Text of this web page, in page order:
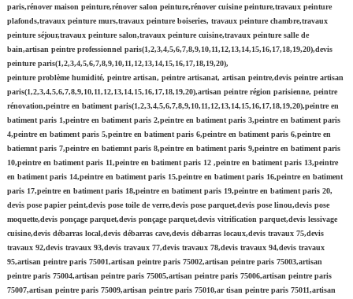
paris,rénover maison peinture,rénover salon peinture,rénover cuisine peinture,travaux peinture
plafonds,travaux peinture murs,travaux peinture boiseries, travaux peinture chambre,travaux
peinture séjour,travaux peinture salon,travaux peinture cuisine,travaux peinture salle de
bain,artisan peintre professionnel paris(1,2,3,4,5,6,7,8,9,10,11,12,13,14,15,16,17,18,19,20),devis
peinture paris(1,2,3,4,5,6,7,8,9,10,11,12,13,14,15,16,17,18,19,20),
peinture problème humidité, peintre artisan, peintre artisanat, artisan peintre,devis peintre artisan
paris(1,2,3,4,5,6,7,8,9,10,11,12,13,14,15,16,17,18,19,20),artisan peintre région parisienne, peintre
rénovation,peintre en batiment paris(1,2,3,4,5,6,7,8,9,10,11,12,13,14,15,16,17,18,19,20),peintre en
batiment paris 1,peintre en batiment paris 2,peintre en batiment paris 3,peintre en batiment paris
4,peintre en batiment paris 5,peintre en batiment paris 6,peintre en batiment paris 6,peintre en
batiemnt paris 7,peintre en batiemnt paris 8,peintre en batiment paris 9,peintre en batiment paris
10,peintre en batiment paris 11,peintre en batiment paris 12 ,peintre en batiment paris 13,peintre
en batiment paris 14,peintre en batiment paris 15,peintre en batiment paris 16,peintre en batiment
paris 17,peintre en batiment paris 18,peintre en batiment paris 19,peintre en batiment paris 20,
devis pose papier peint,devis pose toile de verre,devis pose parquet,devis pose linou,devis pose
moquette,devis ponçage parquet,devis ponçage parquet,devis vitrification parquet,devis lessivage
cuisine,devis débarras local,devis débarras cave,devis débarras locaux,devis travaux 75,devis
travaux 92,devis travaux 93,devis travaux 77,devis travaux 78,devis travaux 94,devis travaux
95,artisan peintre paris 75001,artisan peintre paris 75002,artisan peintre paris 75003,artisan
peintre paris 75004,artisan peintre paris 75005,artisan peintre paris 75006,artisan peintre paris
75007,artisan peintre paris 75009,artisan peintre paris 75010,ar tisan peintre paris 75011,artisan